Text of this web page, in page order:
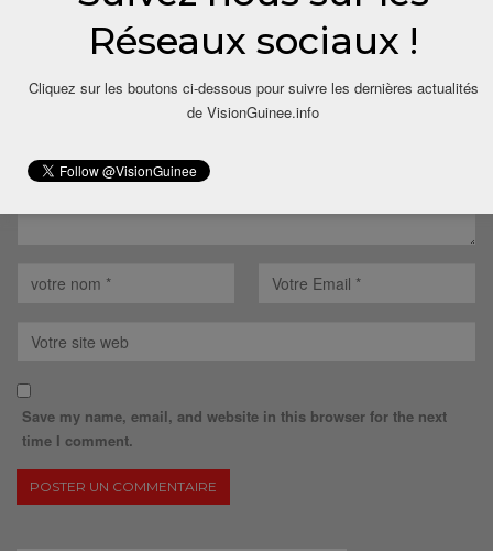
Votre adresse email ne sera pas publiée.
Save my name, email, and website in this browser for the next
time I comment.
Réseaux sociaux !
Cliquez sur les boutons ci-dessous pour suivre les dernières actualités
de VisionGuinee.info